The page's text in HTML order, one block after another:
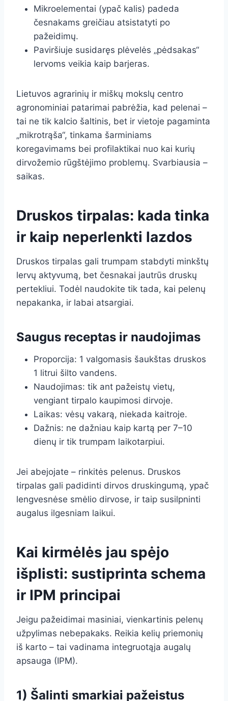
Mikroelementai (ypač kalis) padeda
česnakams greičiau atsistatyti po
pažeidimų.
Paviršiuje susidaręs plėvelės „pėdsakas“
lervoms veikia kaip barjeras.
Lietuvos agrarinių ir miškų mokslų centro
agronominiai patarimai pabrėžia, kad pelenai –
tai ne tik kalcio šaltinis, bet ir vietoje pagaminta
„mikrotrąša“, tinkama šarminiams
koregavimams bei profilaktikai nuo kai kurių
dirvožemio rūgštėjimo problemų. Svarbiausia –
saikas.
Druskos tirpalas: kada tinka
ir kaip neperlenkti lazdos
Druskos tirpalas gali trumpam stabdyti minkštų
lervų aktyvumą, bet česnakai jautrūs druskų
pertekliui. Todėl naudokite tik tada, kai pelenų
nepakanka, ir labai atsargiai.
Saugus receptas ir naudojimas
Proporcija: 1 valgomasis šaukštas druskos
1 litrui šilto vandens.
Naudojimas: tik ant pažeistų vietų,
vengiant tirpalo kaupimosi dirvoje.
Laikas: vėsų vakarą, niekada kaitroje.
Dažnis: ne dažniau kaip kartą per 7–10
dienų ir tik trumpam laikotarpiui.
Jei abejojate – rinkitės pelenus. Druskos
tirpalas gali padidinti dirvos druskingumą, ypač
lengvesnėse smėlio dirvose, ir taip susilpninti
augalus ilgesniam laikui.
Kai kirmėlės jau spėjo
išplisti: sustiprinta schema
ir IPM principai
Jeigu pažeidimai masiniai, vienkartinis pelenų
užpylimas nebepakaks. Reikia kelių priemonių
iš karto – tai vadinama integruotąja augalų
apsauga (IPM).
1) Šalinti smarkiai pažeistus